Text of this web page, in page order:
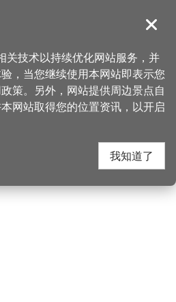
導覽
物 > 阿秀米干
边景点
关闭
技术以持续优化网站服务，并
，当您继续使用本网站即表示您
策。另外，网站提供周边景点自
网站取得您的位置资讯，以开启
我知道了